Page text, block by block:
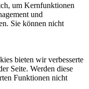
um Kernfunktionen
und
Sie können nicht
bieten wir verbesserte
Seite. Werden diese
Funktionen nicht